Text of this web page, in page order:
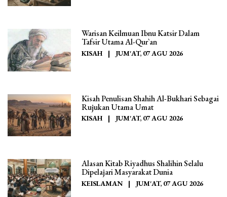
Warisan Keilmuan Ibnu Katsir Dalam
Tafsir Utama Al-Qur`an
KISAH | JUM'AT, 07 AGU 2026
Kisah Penulisan Shahih Al-Bukhari Sebagai
Rujukan Utama Umat
KISAH | JUM'AT, 07 AGU 2026
Alasan Kitab Riyadhus Shalihin Selalu
Dipelajari Masyarakat Dunia
KEISLAMAN | JUM'AT, 07 AGU 2026